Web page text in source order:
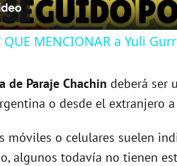
a
V
i
MENCIONAR a Yuli
de Paraje Chachin deberá ser
o desde el extranjero
móviles o celulares suelen
algunos todavía no tienen